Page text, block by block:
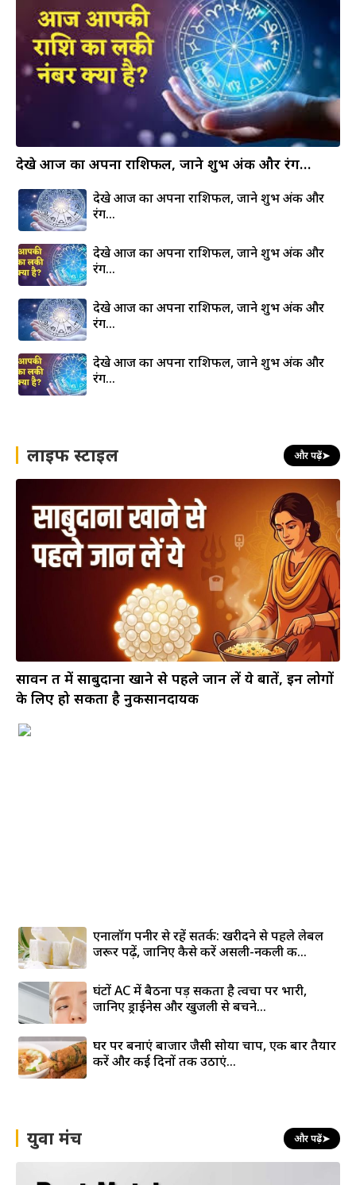
देखे आज का अपना राशिफल, जाने शुभ अंक और रंग…
देखे आज का अपना राशिफल, जाने शुभ अंक और
रंग…
देखे आज का अपना राशिफल, जाने शुभ अंक और
रंग…
देखे आज का अपना राशिफल, जाने शुभ अंक और
रंग…
देखे आज का अपना राशिफल, जाने शुभ अंक और
रंग…
लाइफ स्टाइल और पढ़ें➤
सावन व्रत में साबुदाना खाने से पहले जान लें ये बातें, इन लोगों
के लिए हो सकता है नुकसानदायक
एनालॉग पनीर से रहें सतर्क: खरीदने से पहले लेबल
जरूर पढ़ें, जानिए कैसे करें असली-नकली की...
घंटों AC में बैठना पड़ सकता है त्वचा पर भारी,
जानिए ड्राईनेस और खुजली से बचने...
घर पर बनाएं बाजार जैसी सोया चाप, एक बार तैयार
करें और कई दिनों तक उठाएं...
युवा मंच और पढ़ें➤